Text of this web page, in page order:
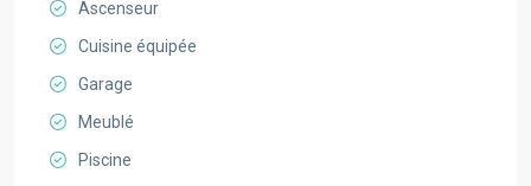
Ascenseur
Cuisine équipée
Garage
Meublé
Piscine